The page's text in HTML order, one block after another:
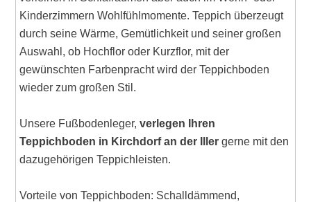
Kinderzimmern Wohlfühlmomente. Teppich überzeugt
durch seine Wärme, Gemütlichkeit und seiner großen
Auswahl, ob Hochflor oder Kurzflor, mit der
gewünschten Farbenpracht wird der Teppichboden
wieder zum großen Stil.
Unsere Fußbodenleger,verlegen Ihren
Teppichboden in Kirchdorf an der Iller gerne mit den
dazugehörigen Teppichleisten.
Vorteile von Teppichboden: Schalldämmend,